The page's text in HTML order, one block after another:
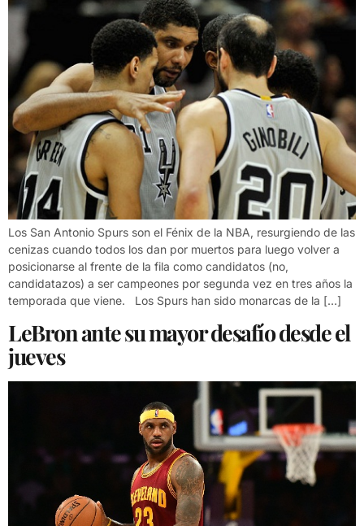
Los San Antonio Spurs son el Fénix de la NBA, resurgiendo de las
cenizas cuando todos los dan por muertos para luego volver a
posicionarse al frente de la fila como candidatos (no,
candidatazos) a ser campeones por segunda vez en tres años la
temporada que viene. Los Spurs han sido monarcas de la […]
LeBron ante su mayor desafío desde el
jueves